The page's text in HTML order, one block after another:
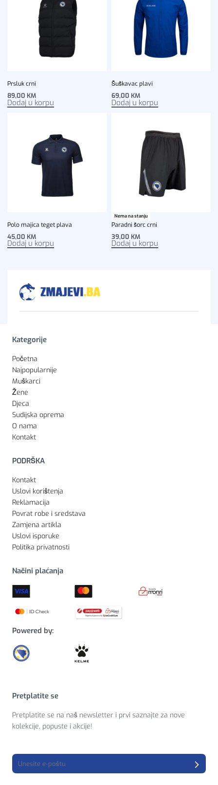
Prsluk crni
89,00 KM
Dodaj u korpu
Šuškavac plavi
69,00 KM
Dodaj u korpu
Polo majica teget plava
45,00 KM
Dodaj u korpu
Nema na stanju
Paradni šorc crni
39,00 KM
Dodaj u korpu
Kategorije
Početna
Najpopularnije
Muškarci
Žene
Djeca
Sudijska oprema
O nama
Kontakt
PODRŠKA
Kontakt
Uslovi korištenja
Reklamacija
Povrat robe i sredstava
Zamjena artikla
Uslovi isporuke
Politika privatnosti
Načini plaćanja
Powered by:
Pretplatite se
Pretplatite se na naš newsletter i prvi saznajte za nove
kolekcije, popuste i akcije!